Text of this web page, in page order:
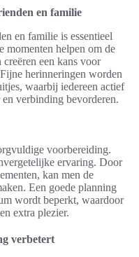
en familie
en familie is essentieel
momenten helpen om de
een kans voor
herinneringen worden
waarbij iedereen actief
verbinding bevorderen.
voorbereiding.
ervaring. Door
kan men de
Een goede planning
wordt beperkt, waardoor
extra plezier.
verbetert